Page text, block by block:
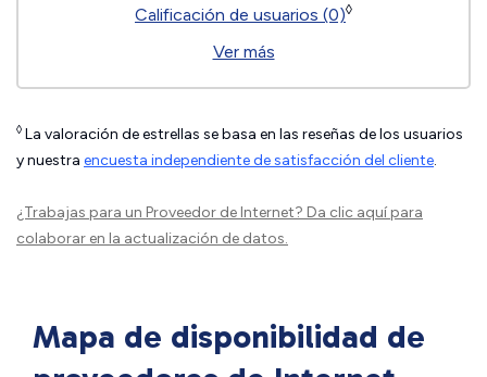
Calificación de usuarios (0)◊
Ver más
◊ La valoración de estrellas se basa en las reseñas de los usuarios
y nuestra encuesta independiente de satisfacción del cliente.
¿Trabajas para un Proveedor de Internet? Da clic aquípara
colaborar en la actualización de datos.
Mapa de disponibilidad de